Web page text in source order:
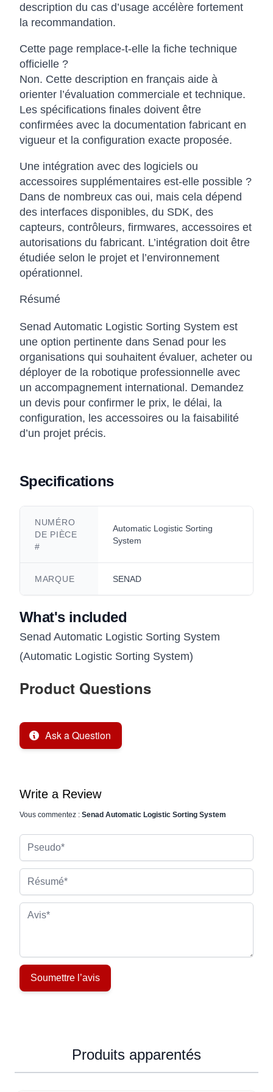
description du cas d’usage accélère fortement
la recommandation.
Cette page remplace-t-elle la fiche technique
officielle ?
Non. Cette description en français aide à
orienter l’évaluation commerciale et technique.
Les spécifications finales doivent être
confirmées avec la documentation fabricant en
vigueur et la configuration exacte proposée.
Une intégration avec des logiciels ou
accessoires supplémentaires est-elle possible ?
Dans de nombreux cas oui, mais cela dépend
des interfaces disponibles, du SDK, des
capteurs, contrôleurs, firmwares, accessoires et
autorisations du fabricant. L’intégration doit être
étudiée selon le projet et l’environnement
opérationnel.
Résumé
Senad Automatic Logistic Sorting System est
une option pertinente dans Senad pour les
organisations qui souhaitent évaluer, acheter ou
déployer de la robotique professionnelle avec
un accompagnement international. Demandez
un devis pour confirmer le prix, le délai, la
configuration, les accessoires ou la faisabilité
d’un projet précis.
Specifications
NUMÉRO
DE PIÈCE
#
Automatic Logistic Sorting
System
MARQUE SENAD
What's included
Senad Automatic Logistic Sorting System
(Automatic Logistic Sorting System)
Product Questions
Ask a Question
Write a Review
Vous commentez : Senad Automatic Logistic Sorting System
Résumé
Avis
Soumettre l’avis
Produits apparentés